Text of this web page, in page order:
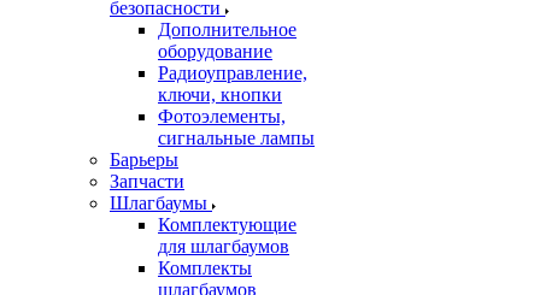
безопасности
Дополнительное
оборудование
Радиоуправление,
ключи, кнопки
Фотоэлементы,
сигнальные лампы
Барьеры
Запчасти
Шлагбаумы
Комплектующие
для шлагбаумов
Комплекты
шлагбаумов